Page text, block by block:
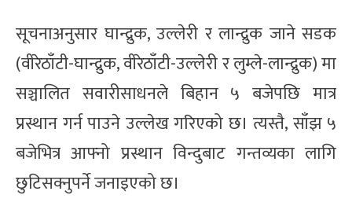
सूचनाअनुसार घान्द्रुक, उल्लेरी र लान्द्रुक जाने सडक
(वीरेठाँटी-घान्द्रुक, वीरेठाँटी-उल्लेरी र लुम्ले-लान्द्रुक) मा
सञ्चालित सवारीसाधनले बिहान ५ बजेपछि मात्र
प्रस्थान गर्न पाउने उल्लेख गरिएको छ। त्यस्तै, साँझ ५
बजेभित्र आफ्नो प्रस्थान विन्दुबाट गन्तव्यका लागि
छुटिसक्नुपर्ने जनाइएको छ।